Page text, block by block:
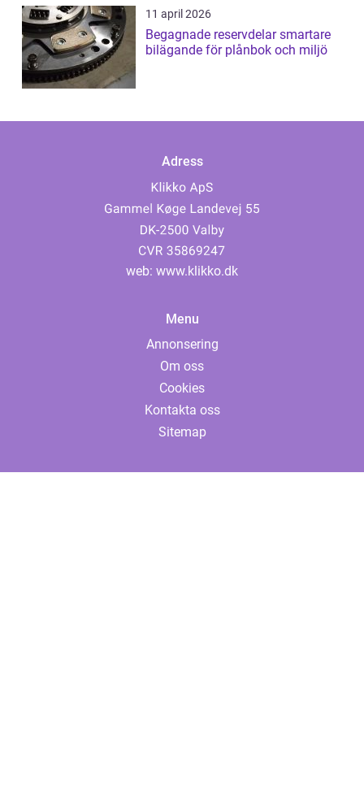
11 april 2026
Begagnade reservdelar smartare
bilägande för plånbok och miljö
Adress
web: www.klikko.dk
Menu
Annonsering
Om oss
Cookies
Kontakta oss
Sitemap